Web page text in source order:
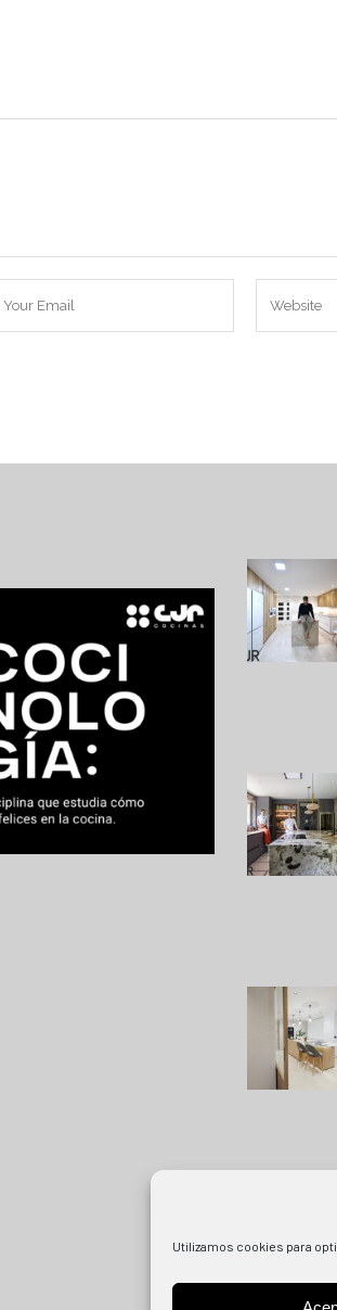
Utilizamos cookies para